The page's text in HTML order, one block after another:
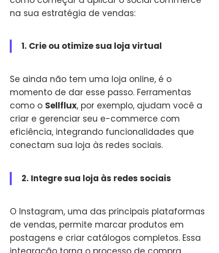
na sua estratégia de vendas:
1. Crie ou otimize sua loja virtual
Se ainda não tem uma loja online, é o
momento de dar esse passo. Ferramentas
como o Sellflux, por exemplo, ajudam você a
criar e gerenciar seu e-commerce com
eficiência, integrando funcionalidades que
conectam sua loja às redes sociais.
2. Integre sua loja às redes sociais
O Instagram, uma das principais plataformas
de vendas, permite marcar produtos em
postagens e criar catálogos completos. Essa